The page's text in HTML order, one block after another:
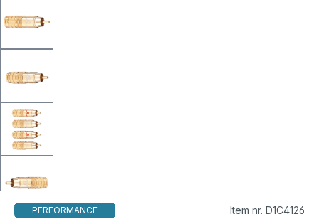
PERFORMANCE Item nr. D1C4126